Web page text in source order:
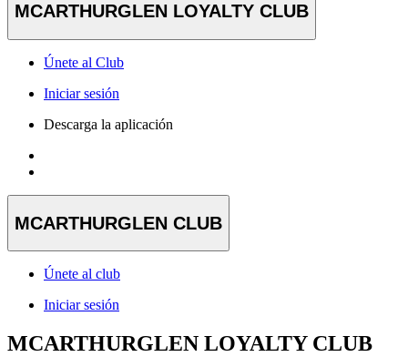
MCARTHURGLEN LOYALTY CLUB
Únete al Club
Iniciar sesión
Descarga la aplicación
MCARTHURGLEN CLUB
Únete al club
Iniciar sesión
MCARTHURGLEN LOYALTY CLUB